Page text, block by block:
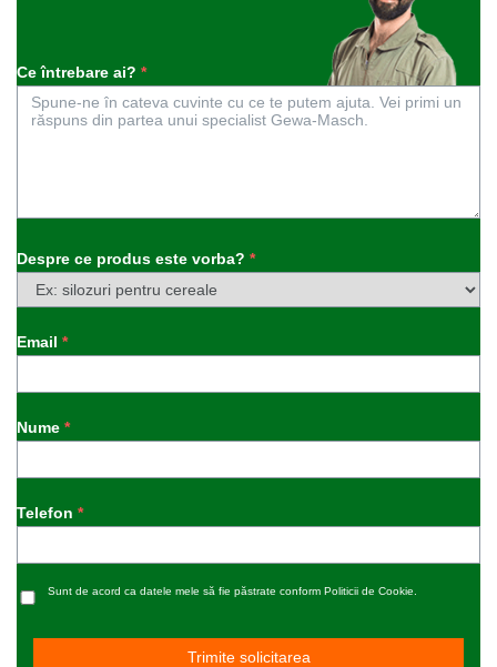
Ce întrebare ai? *
Despre ce produs este vorba? *
Email *
Nume *
Telefon *
Sunt de acord ca datele mele să fie păstrate conform Politicii de Cookie.
Trimite solicitarea